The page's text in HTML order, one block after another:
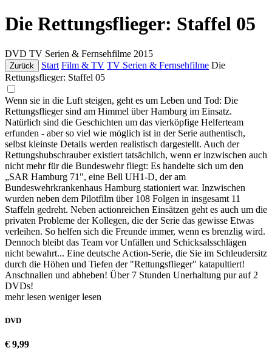
Die Rettungsflieger: Staffel 05
DVD TV Serien & Fernsehfilme 2015
Zurück Start Film & TV TV Serien & Fernsehfilme Die
Rettungsflieger: Staffel 05
Wenn sie in die Luft steigen, geht es um Leben und Tod: Die
Rettungsflieger sind am Himmel über Hamburg im Einsatz.
Natürlich sind die Geschichten um das vierköpfige Helferteam
erfunden - aber so viel wie möglich ist in der Serie authentisch,
selbst kleinste Details werden realistisch dargestellt. Auch der
Rettungshubschrauber existiert tatsächlich, wenn er inzwischen auch
nicht mehr für die Bundeswehr fliegt: Es handelte sich um den
„SAR Hamburg 71", eine Bell UH1-D, der am
Bundeswehrkrankenhaus Hamburg stationiert war. Inzwischen
wurden neben dem Pilotfilm über 108 Folgen in insgesamt 11
Staffeln gedreht. Neben actionreichen Einsätzen geht es auch um die
privaten Probleme der Kollegen, die der Serie das gewisse Etwas
verleihen. So helfen sich die Freunde immer, wenn es brenzlig wird.
Dennoch bleibt das Team vor Unfällen und Schicksalsschlägen
nicht bewahrt... Eine deutsche Action-Serie, die Sie im Schleudersitz
durch die Höhen und Tiefen der "Rettungsflieger" katapultiert!
Anschnallen und abheben! Über 7 Stunden Unerhaltung pur auf 2
DVDs!
mehr lesen weniger lesen
DVD
€ 9,99